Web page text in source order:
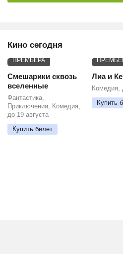
Кино сегодня
ПРЕМЬЕРА
Смешарики сквозь
вселенные
Фантастика,
Приключения, Комедия,
до 19 августа
Купить билет
Лиа и
Комедия,
Купить